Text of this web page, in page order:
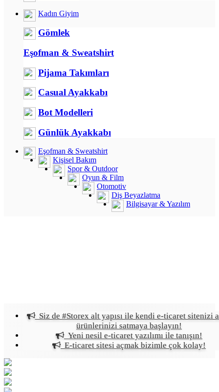
Kadın Giyim
Gömlek
Eşofman & Sweatshirt
Pijama Takımları
Casual Ayakkabı
Bot Modelleri
Günlük Ayakkabı
Eşofman & Sweatshirt
Kişisel Bakım
Spor & Outdoor
Oyun & Film
Otomotiv
Diş Beyazlatma
Bilgisayar & Yazılım
Siz de #Storex alt yapısı ile kendi e-ticaret sitenizi
ürünlerinizi satmaya başlayın!
Yeni nesil e-ticaret yazılımı ile tanışın!
E-ticaret sitesi açmak bizimle çok kolay!